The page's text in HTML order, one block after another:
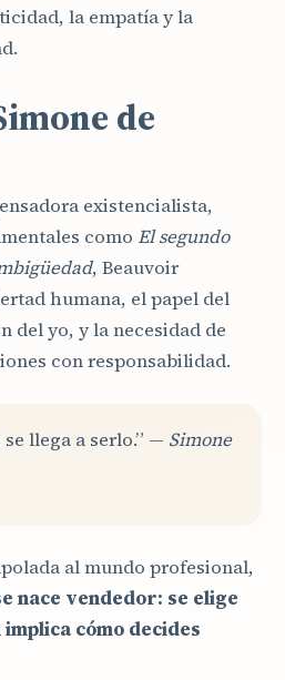
la empatía y la
de
existencialista,
como El segundo
, Beauvoir
humana, el papel del
del yo, y la necesidad de
con responsabilidad.
llega a serlo.” — Simone
al mundo profesional,
nace vendedor: se elige
cómo decides